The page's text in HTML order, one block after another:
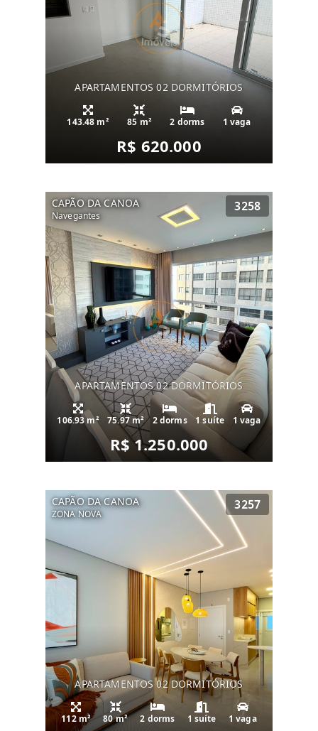
APARTAMENTOS 02 DORMITÓRIOS
143.48 m² 85 m² 2 dorms 1 vaga
R$ 620.000
CAPÃO DA CANOA
Navegantes
3258
APARTAMENTOS 02 DORMITÓRIOS
106.93 m² 75.97 m² 2 dorms 1 suíte 1 vaga
R$ 1.250.000
CAPÃO DA CANOA
ZONA NOVA
3257
APARTAMENTOS 02 DORMITÓRIOS
112 m² 80 m² 2 dorms 1 suíte 1 vaga